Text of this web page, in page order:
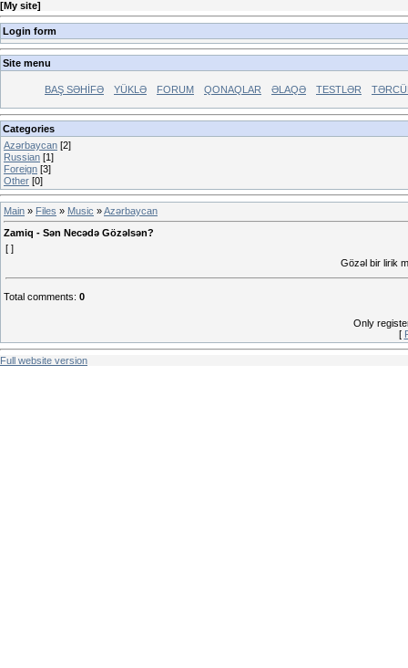
[My site]
Login form
Site menu
BAŞ SƏHİFƏ YÜKLƏ FORUM QONAQLAR ƏLAQƏ TESTLƏR
Categories
Azərbaycan [2]
Russian [1]
Foreign [3]
Other [0]
Main » Files » Music »Azərbaycan
Zamiq - Sən Necədə Gözəlsən?
[ ]
Gözəl bir lirik
Total comments: 0
Only
[
Full website version